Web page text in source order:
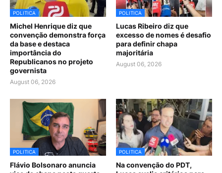
POLITICA
Michel Henrique diz que
convenção demonstra força
da base e destaca
importância do
Republicanos no projeto
governista
August 06, 2026
POLITICA
Lucas Ribeiro diz que
excesso de nomes é desafio
para definir chapa
majoritária
August 06, 2026
POLITICA
Flávio Bolsonaro anuncia
POLITICA
Na convenção do PDT,